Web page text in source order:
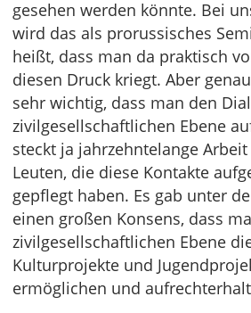
gesehen werden könnte. Bei
wird das als prorussisches
heißt, dass man da praktisch
diesen Druck kriegt. Aber
sehr wichtig, dass man den
zivilgesellschaftlichen Ebene
steckt ja jahrzehntelange
Leuten, die diese Kontakte
gepflegt haben. Es gab unter
einen großen Konsens, dass
zivilgesellschaftlichen Ebene
Kulturprojekte und
ermöglichen und